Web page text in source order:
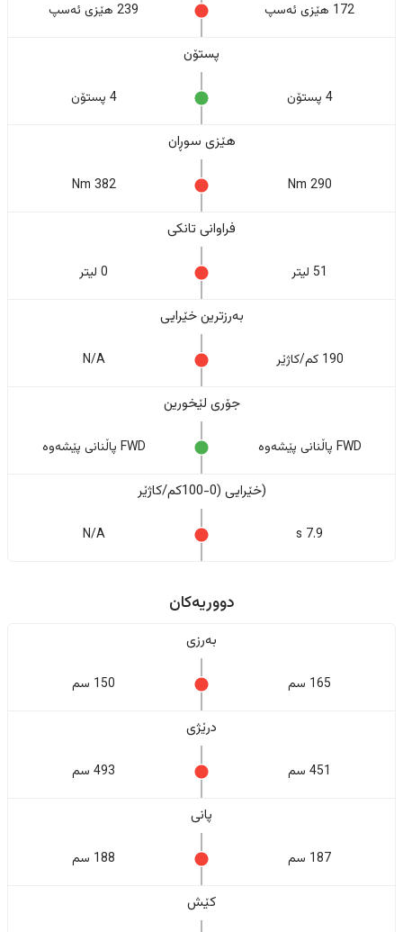
172 هێزی ئەسپ 239 هێزی ئەسپ
پستۆن
4 پستۆن 4 پستۆن
هێزی سوڕان
290 Nm
382 Nm
فراوانی تانکی
51 لیتر 0 لیتر
بەرزترین خێرایی
190 کم/کاژێر N/A
جۆری لێخورین
FWD پاڵنانی پێشەوە FWD پاڵنانی پێشەوە
(خێرایی (0-100کم/کاژێر
7.9 s
N/A
دووریەکان
بەرزی
165 سم 150 سم
درێژی
451 سم 493 سم
پانی
187 سم 188 سم
کێش